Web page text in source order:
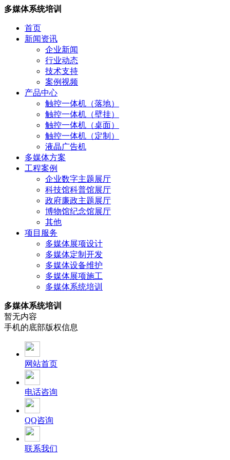
多媒体系统培训
首页
新闻资讯
企业新闻
行业动态
技术支持
案例视频
产品中心
触控一体机（落地）
触控一体机（壁挂）
触控一体机（桌面）
触控一体机（定制）
液晶广告机
多媒体方案
工程案例
企业数字主题展厅
科技馆科普馆展厅
政府廉政主题展厅
博物馆纪念馆展厅
其他
项目服务
多媒体展项设计
多媒体定制开发
多媒体设备维护
多媒体展项施工
多媒体系统培训
多媒体系统培训
暂无内容
手机的底部版权信息
网站首页
电话咨询
QQ咨询
联系我们